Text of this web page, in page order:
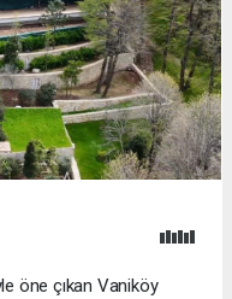
öne çıkan Vaniköy